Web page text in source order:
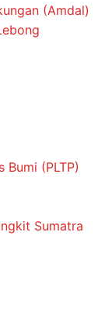
(Amdal)
Bumi (PLTP)
Sumatra